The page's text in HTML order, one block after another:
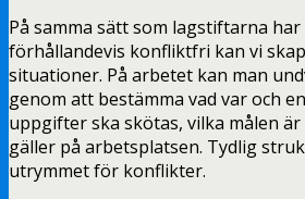
På samma sätt som lagstiftarna
förhållandevis konfliktfri kan vi
situationer. På arbetet kan man
genom att bestämma vad var och
uppgifter ska skötas, vilka målen
gäller på arbetsplatsen. Tydlig
utrymmet för konflikter.